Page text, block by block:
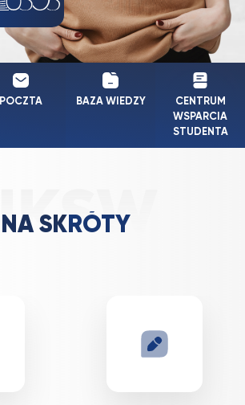
POCZTA BAZA WIEDZY
CENTRUM
WSPARCIA
STUDENTA
NA SKRÓTY